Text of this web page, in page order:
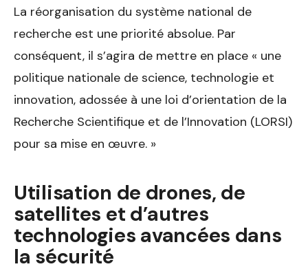
La réorganisation du système national de
recherche est une priorité absolue. Par
conséquent, il s’agira de mettre en place « une
politique nationale de science, technologie et
innovation, adossée à une loi d’orientation de la
Recherche Scientifique et de l’Innovation (LORSI)
pour sa mise en œuvre. »
Utilisation de drones, de
satellites et d’autres
technologies avancées dans
la sécurité